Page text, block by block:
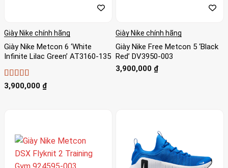
Giày Nike chính hãng
Giày Nike Metcon 6 ‘White
Infinite Lilac Green’ AT3160-135
Được xếp
3,900,000 ₫
Giày Nike chính hãng
Giày Nike Free Metcon 5 ‘Black
Red’ DV3950-003
3,900,000 ₫